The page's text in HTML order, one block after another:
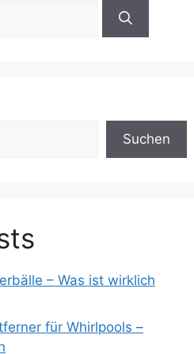
Suchen
– Was ist wirklich
für Whirlpools –